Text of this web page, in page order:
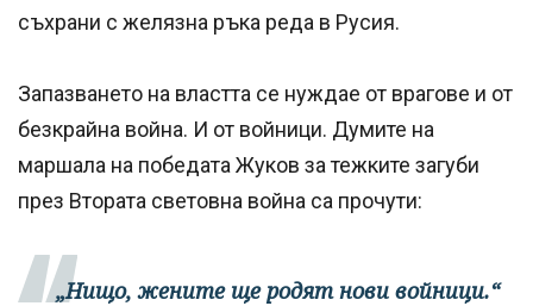
съхрани с желязна ръка реда в Русия.
Запазването на властта се нуждае от врагове и от
безкрайна война. И от войници. Думите на
маршала на победата Жуков за тежките загуби
през Втората световна война са прочути:
„Нищо, жените ще родят нови войници.“